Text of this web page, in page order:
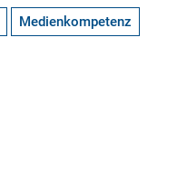
Medienkompetenz